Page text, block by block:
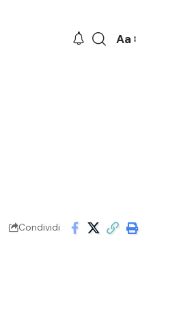
Font
Aa
Condividi